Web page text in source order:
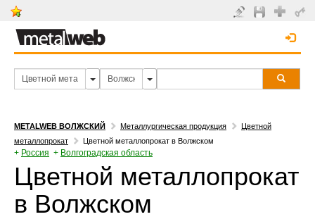
METALWEB ВОЛЖСКИЙ Металлургическая продукция
Цветной
металлопрокат
Цветной металлопрокат в Волжском
+ Россия + Волгоградская область
Цветной металлопрокат
в Волжском